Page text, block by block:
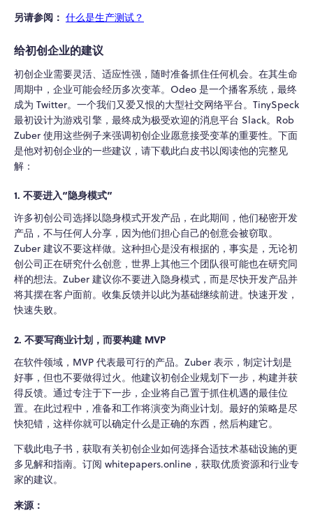
另请参阅： 什么是生产测试？
给初创企业的建议
初创企业需要灵活、适应性强，随时准备抓住任何机会。在其生命
周期中，企业可能会经历多次变革。Odeo 是一个播客系统，最终
成为 Twitter。一个我们又爱又恨的大型社交网络平台。TinySpeck
最初设计为游戏引擎，最终成为极受欢迎的消息平台 Slack。Rob
Zuber 使用这些例子来强调初创企业愿意接受变革的重要性。下面
是他对初创企业的一些建议，请下载此白皮书以阅读他的完整见
解：
1. 不要进入“隐身模式”
许多初创公司选择以隐身模式开发产品，在此期间，他们秘密开发
产品，不与任何人分享，因为他们担心自己的创意会被窃取。
Zuber 建议不要这样做。这种担心是没有根据的，事实是，无论初
创公司正在研究什么创意，世界上其他三个团队很可能也在研究同
样的想法。Zuber 建议你不要进入隐身模式，而是尽快开发产品并
将其摆在客户面前。收集反馈并以此为基础继续前进。快速开发，
快速失败。
2. 不要写商业计划，而要构建 MVP
在软件领域，MVP 代表最可行的产品。Zuber 表示，制定计划是
好事，但也不要做得过火。他建议初创企业规划下一步，构建并获
得反馈。通过专注于下一步，企业将自己置于抓住机遇的最佳位
置。在此过程中，准备和工作将演变为商业计划。最好的策略是尽
快犯错，这样你就可以确定什么是正确的东西，然后构建它。
下载此电子书，获取有关初创企业如何选择合适技术基础设施的更
多见解和指南。订阅 whitepapers.online，获取优质资源和行业专
家的建议。
来源：